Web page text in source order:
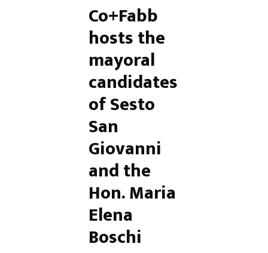
Co+Fabb
hosts the
mayoral
candidates
of Sesto
San
Giovanni
and the
Hon. Maria
Elena
Boschi